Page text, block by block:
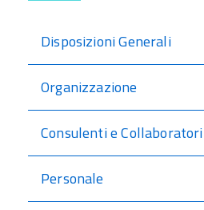
Disposizioni Generali
Organizzazione
Consulenti e Collaboratori
Personale